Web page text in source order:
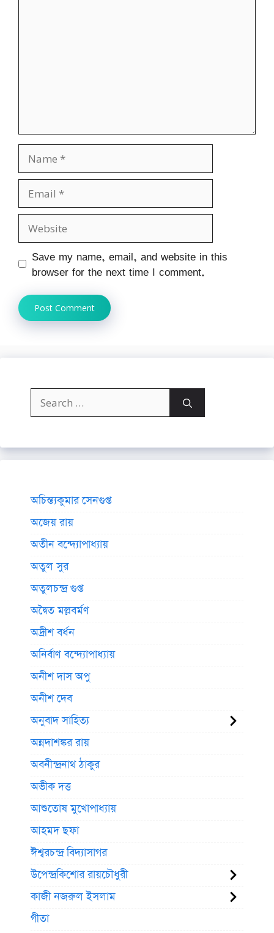
Name
Email
Website
Save my name, email, and website in this
browser for the next time I comment.
Search
for:
অচিন্ত্যকুমার সেনগুপ্ত
অজেয় রায়
অতীন বন্দ্যোপাধ্যায়
অতুল সুর
অতুলচন্দ্র গুপ্ত
অদ্বৈত মল্লবর্মণ
অদ্রীশ বর্ধন
অনির্বাণ বন্দ্যোপাধ্যায়
অনীশ দাস অপু
অনীশ দেব
অনুবাদ সাহিত্য
অন্নদাশঙ্কর রায়
অবনীন্দ্রনাথ ঠাকুর
অভীক দত্ত
আশুতোষ মুখোপাধ্যায়
আহমদ ছফা
ঈশ্বরচন্দ্র বিদ্যাসাগর
উপেন্দ্রকিশোর রায়চৌধুরী
কাজী নজরুল ইসলাম
গীতা